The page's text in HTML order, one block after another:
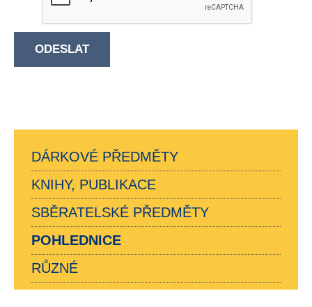
ODESLAT
DÁRKOVÉ PŘEDMĚTY
KNIHY, PUBLIKACE
SBĚRATELSKÉ PŘEDMĚTY
POHLEDNICE
RŮZNÉ